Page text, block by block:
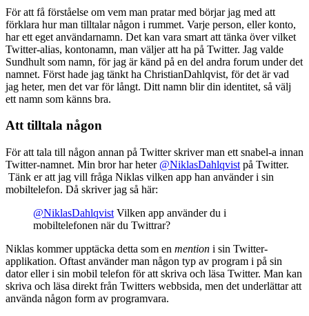
För att få förståelse om vem man pratar med börjar jag med att
förklara hur man tilltalar någon i rummet. Varje person, eller konto,
har ett eget användarnamn. Det kan vara smart att tänka över vilket
Twitter-alias, kontonamn, man väljer att ha på Twitter. Jag valde
Sundhult som namn, för jag är känd på en del andra forum under det
namnet. Först hade jag tänkt ha ChristianDahlqvist, för det är vad
jag heter, men det var för långt. Ditt namn blir din identitet, så välj
ett namn som känns bra.
Att tilltala någon
För att tala till någon annan på Twitter skriver man ett snabel-a innan
Twitter-namnet. Min bror har heter @NiklasDahlqvist på Twitter.
Tänk er att jag vill fråga Niklas vilken app han använder i sin
mobiltelefon. Då skriver jag så här:
@NiklasDahlqvist Vilken app använder du i
mobiltelefonen när du Twittrar?
Niklas kommer upptäcka detta som en mention i sin Twitter-
applikation. Oftast använder man någon typ av program i på sin
dator eller i sin mobil telefon för att skriva och läsa Twitter. Man kan
skriva och läsa direkt från Twitters webbsida, men det underlättar att
använda någon form av programvara.